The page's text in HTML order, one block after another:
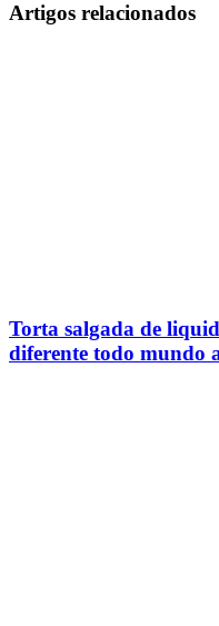
Artigos relacionados
Torta salgada de
diferente todo mundo